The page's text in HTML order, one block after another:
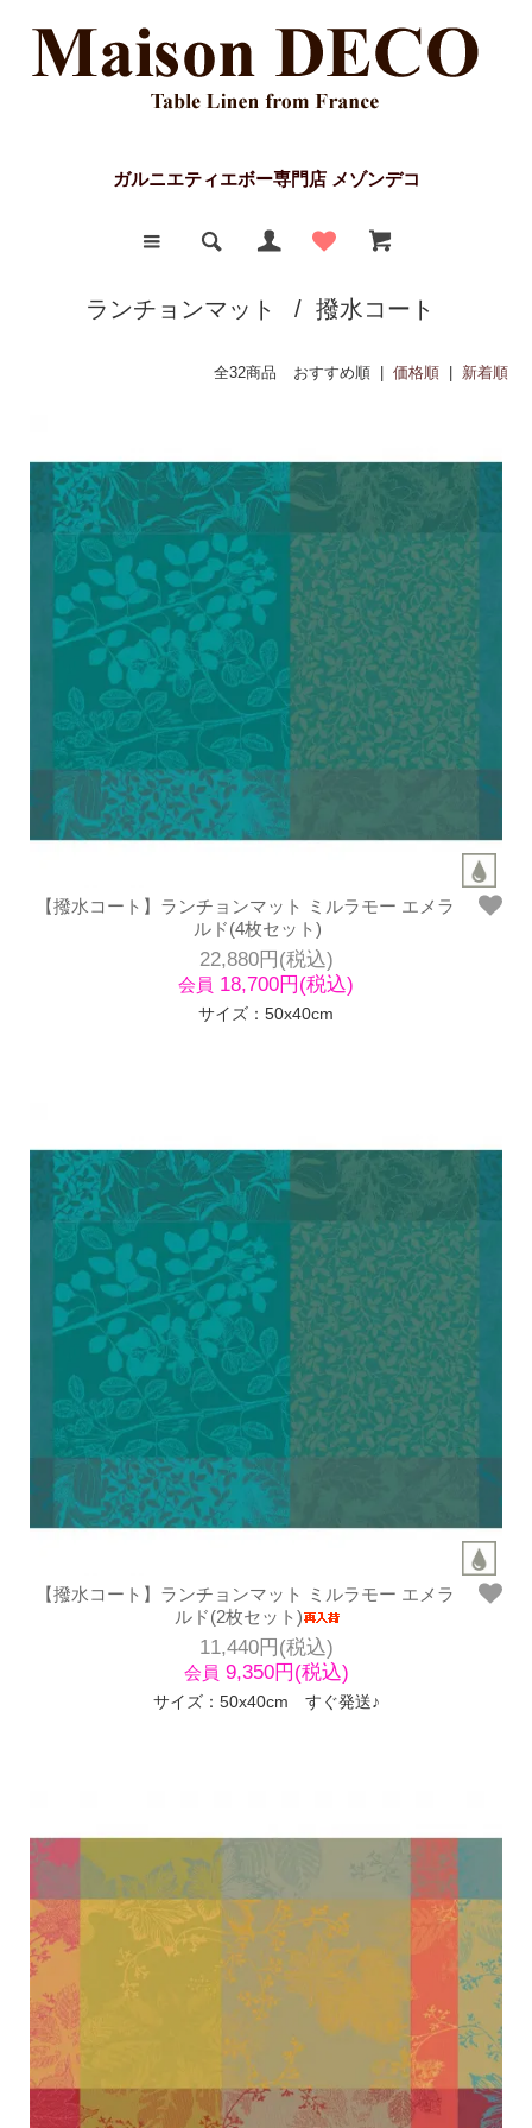
ガルニエティエボー専門店 メゾンデコ
ランチョンマット / 撥水コート
全32商品 おすすめ順 | 価格順 新着順
【撥水コート】ランチョンマット ミルラモー エメラ
ルド(4枚セット)
22,880円(税込)
会員 18,700円(税込)
サイズ：50x40cm
【撥水コート】ランチョンマット ミルラモー エメラ
ルド(2枚セット)
11,440円(税込)
会員 9,350円(税込)
サイズ：50x40cm すぐ発送♪